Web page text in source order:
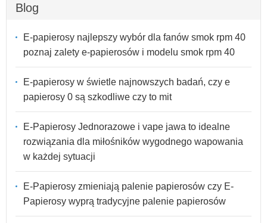
Blog
E-papierosy najlepszy wybór dla fanów smok rpm 40
poznaj zalety e-papierosów i modelu smok rpm 40
E-papierosy w świetle najnowszych badań, czy e
papierosy 0 są szkodliwe czy to mit
E-Papierosy Jednorazowe i vape jawa to idealne
rozwiązania dla miłośników wygodnego wapowania
w każdej sytuacji
E-Papierosy zmieniają palenie papierosów czy E-
Papierosy wyprą tradycyjne palenie papierosów